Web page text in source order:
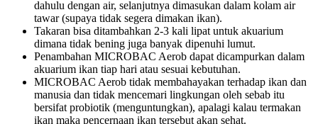
dahulu dengan air, selanjutnya dimasukan dalam kolam air
tawar (supaya tidak segera dimakan ikan).
Takaran bisa ditambahkan 2-3 kali lipat untuk akuarium
dimana tidak bening juga banyak dipenuhi lumut.
Penambahan MICROBAC Aerob dapat dicampurkan dalam
akuarium ikan tiap hari atau sesuai kebutuhan.
MICROBAC Aerob tidak membahayakan terhadap ikan dan
manusia dan tidak mencemari lingkungan oleh sebab itu
bersifat probiotik (menguntungkan), apalagi kalau termakan
ikan maka pencernaan ikan tersebut akan sehat.